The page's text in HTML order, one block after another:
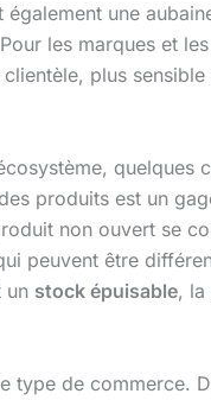
également une
les marques et
plus
produits est un
non ouvert se
peuvent être
un stock épuisable, la
type de commerce.